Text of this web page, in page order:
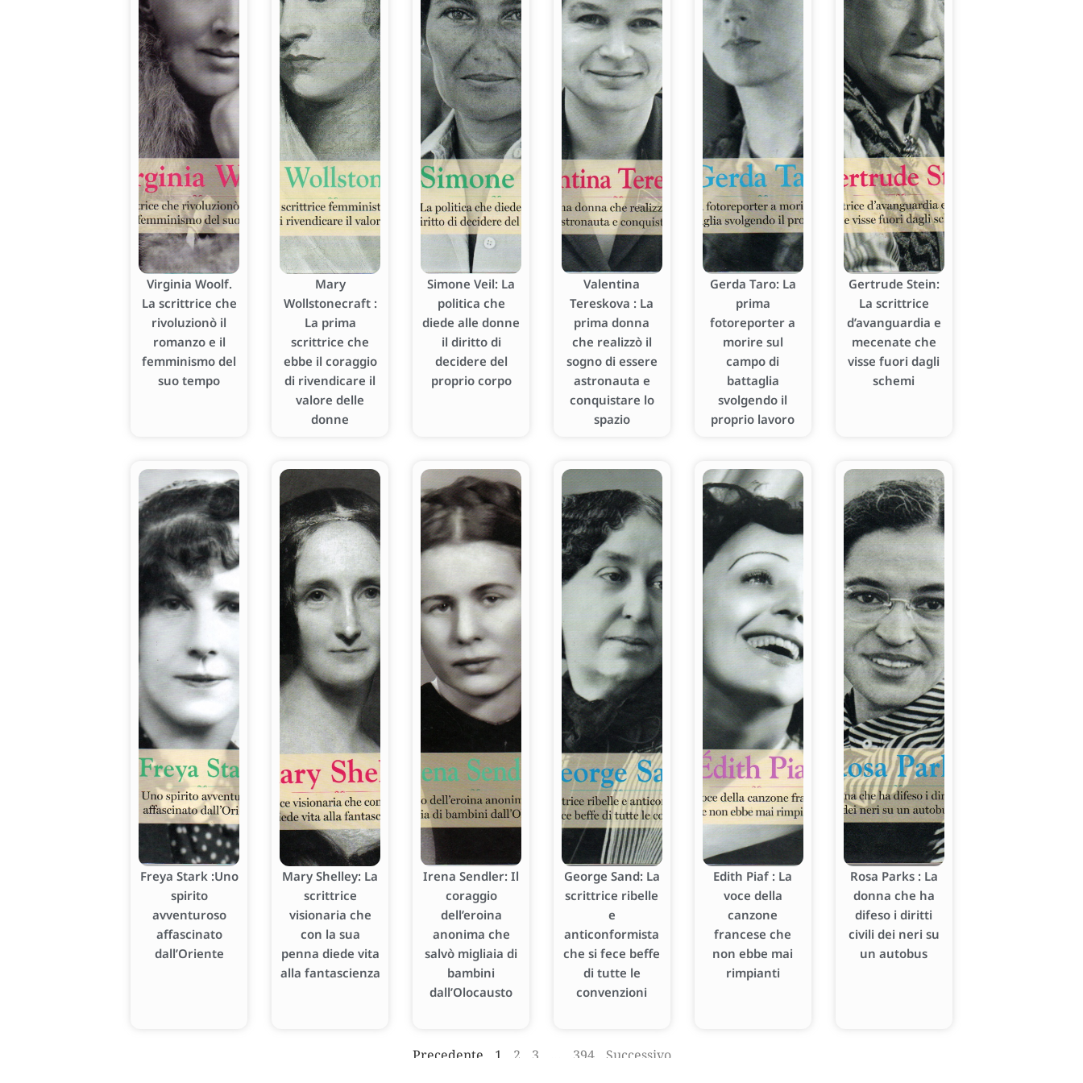
Virginia Woolf.
La scrittrice che
rivoluzionò il
romanzo e il
femminismo del
suo tempo
Mary
Wollstonecraft :
La prima
scrittrice che
ebbe il coraggio
di rivendicare il
valore delle
donne
Simone Veil: La
politica che
diede alle donne
il diritto di
decidere del
proprio corpo
Valentina
Tereskova : La
prima donna
che realizzò il
sogno di essere
astronauta e
conquistare lo
spazio
Gerda Taro: La
prima
fotoreporter a
morire sul
campo di
battaglia
svolgendo il
proprio lavoro
Gertrude Stein:
La scrittrice
d’avanguardia e
mecenate che
visse fuori dagli
schemi
Freya Stark :Uno
spirito
avventuroso
affascinato
dall’Oriente
Mary Shelley: La
scrittrice
visionaria che
con la sua
penna diede vita
alla fantascienza
Irena Sendler: Il
coraggio
dell’eroina
anonima che
salvò migliaia di
bambini
dall’Olocausto
George Sand: La
scrittrice ribelle
e
anticonformista
che si fece beffe
di tutte le
convenzioni
Edith Piaf : La
voce della
canzone
francese che
non ebbe mai
rimpianti
Rosa Parks : La
donna che ha
difeso i diritti
civili dei neri su
un autobus
Precedente 1 2 3 394 Successivo